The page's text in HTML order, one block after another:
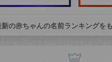
新の赤ちゃんの名前ランキングを